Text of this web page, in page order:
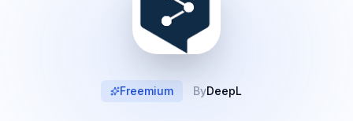
Freemium ByDeepL